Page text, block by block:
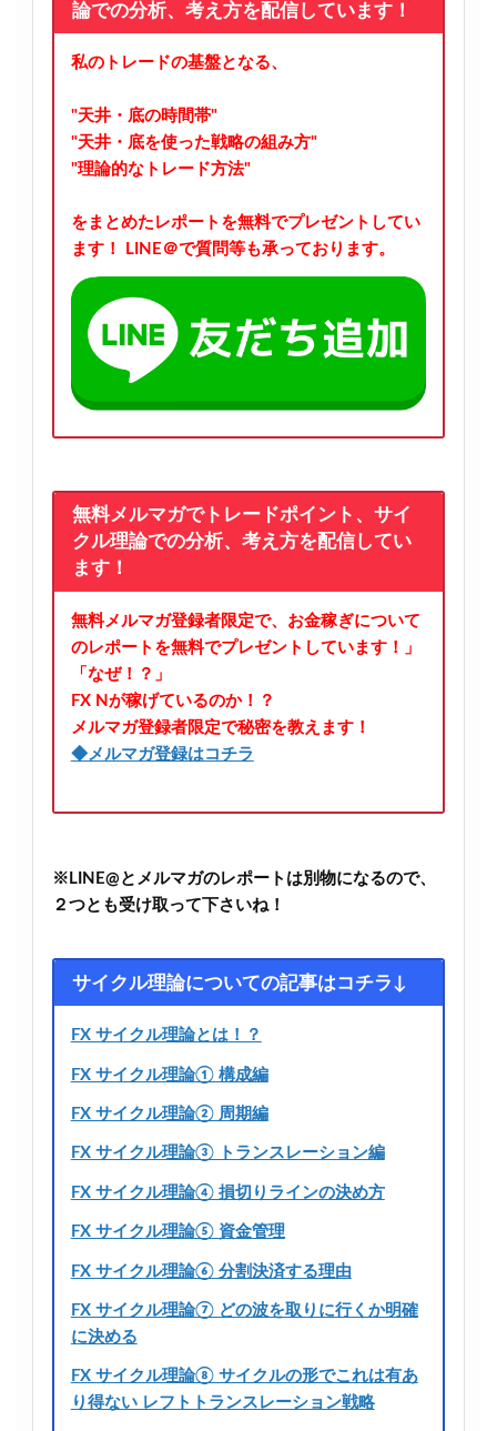
論での分析、考え方を配信しています！
私のトレードの基盤となる、
"天井・底の時間帯"
"天井・底を使った戦略の組み方"
"理論的なトレード方法"
をまとめたレポートを無料でプレゼントしてい
ます！
LINE＠で質問等も承っております。
無料メルマガでトレードポイント、サイ
クル理論での分析、考え方を配信してい
ます！
無料メルマガ登録者限定で、お金稼ぎについて
のレポートを無料でプレゼントしています！」
「なぜ！？」
FX Nが稼げているのか！？
メルマガ登録者限定で秘密を教えます！
◆メルマガ登録はコチラ
※LINE@とメルマガのレポートは別物になるので、
２つとも受け取って下さいね！
サイクル理論についての記事はコチラ↓
FX サイクル理論とは！？
FX サイクル理論① 構成編
FX サイクル理論② 周期編
FX サイクル理論③ トランスレーション編
FX サイクル理論④ 損切りラインの決め方
FX サイクル理論⑤ 資金管理
FX サイクル理論⑥ 分割決済する理由
FX サイクル理論⑦ どの波を取りに行くか明確
に決める
FX サイクル理論⑧ サイクルの形でこれは有あ
り得ない レフトトランスレーション戦略